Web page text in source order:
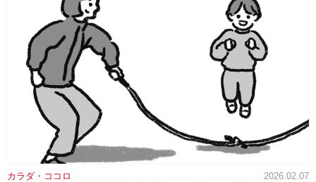
カラダ・ココロ 2026.02.07